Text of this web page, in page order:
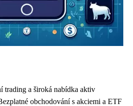
trading a široká nabídka aktiv
obchodování s akciemi a ETF